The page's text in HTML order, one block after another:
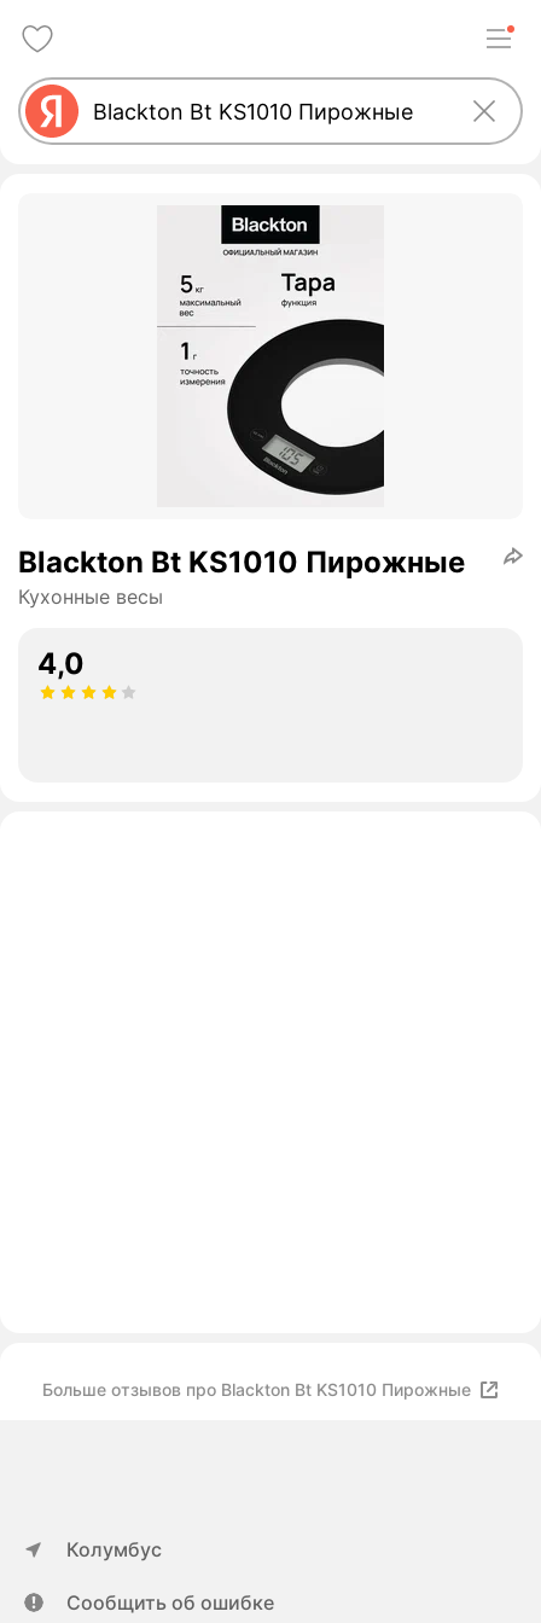
Blackton Bt KS1010 Пирожные
Кухонные весы
4,0
Больше отзывов про Blackton Bt KS1010 Пирожные
Колумбус
Сообщить об ошибке